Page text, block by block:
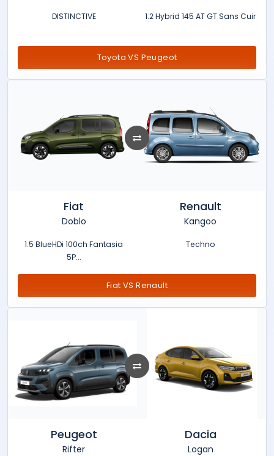
DISTINCTIVE 1.2 Hybrid 145 AT GT Sans Cuir
Toyota VS Peugeot
Fiat
Doblo
1.5 BlueHDi 100ch Fantasia
5P...
Renault
Kangoo
Techno
Fiat VS Renault
Peugeot
Rifter
Dacia
Logan